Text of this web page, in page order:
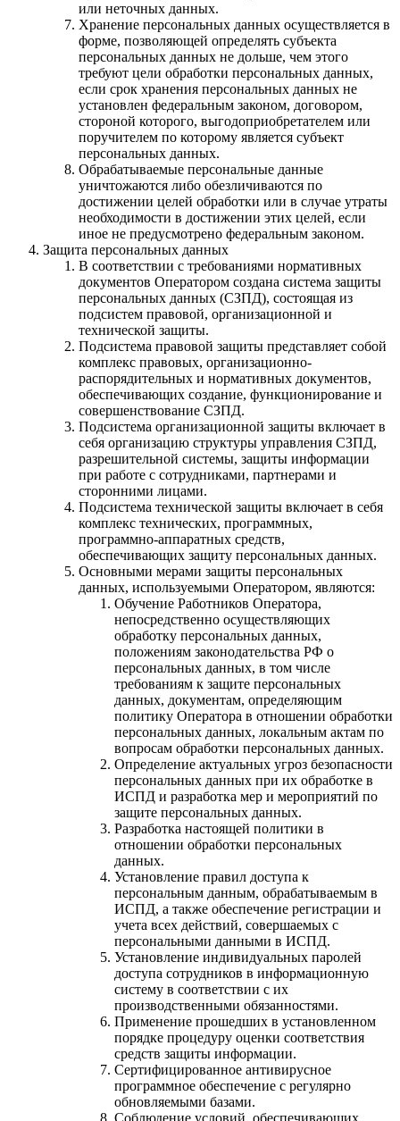
или неточных данных.
Хранение персональных данных осуществляется в
форме, позволяющей определять субъекта
персональных данных не дольше, чем этого
требуют цели обработки персональных данных,
если срок хранения персональных данных не
установлен федеральным законом, договором,
стороной которого, выгодоприобретателем или
поручителем по которому является субъект
персональных данных.
Обрабатываемые персональные данные
уничтожаются либо обезличиваются по
достижении целей обработки или в случае утраты
необходимости в достижении этих целей, если
иное не предусмотрено федеральным законом.
Защита персональных данных
В соответствии с требованиями нормативных
документов Оператором создана система защиты
персональных данных (СЗПД), состоящая из
подсистем правовой, организационной и
технической защиты.
Подсистема правовой защиты представляет собой
комплекс правовых, организационно-
распорядительных и нормативных документов,
обеспечивающих создание, функционирование и
совершенствование СЗПД.
Подсистема организационной защиты включает в
себя организацию структуры управления СЗПД,
разрешительной системы, защиты информации
при работе с сотрудниками, партнерами и
сторонними лицами.
Подсистема технической защиты включает в себя
комплекс технических, программных,
программно-аппаратных средств,
обеспечивающих защиту персональных данных.
Основными мерами защиты персональных
данных, используемыми Оператором, являются:
Обучение Работников Оператора,
непосредственно осуществляющих
обработку персональных данных,
положениям законодательства РФ о
персональных данных, в том числе
требованиям к защите персональных
данных, документам, определяющим
политику Оператора в отношении обработки
персональных данных, локальным актам по
вопросам обработки персональных данных.
Определение актуальных угроз безопасности
персональных данных при их обработке в
ИСПД и разработка мер и мероприятий по
защите персональных данных.
Разработка настоящей политики в
отношении обработки персональных
данных.
Установление правил доступа к
персональным данным, обрабатываемым в
ИСПД, а также обеспечение регистрации и
учета всех действий, совершаемых с
персональными данными в ИСПД.
Установление индивидуальных паролей
доступа сотрудников в информационную
систему в соответствии с их
производственными обязанностями.
Применение прошедших в установленном
порядке процедуру оценки соответствия
средств защиты информации.
Сертифицированное антивирусное
программное обеспечение с регулярно
обновляемыми базами.
Соблюдение условий, обеспечивающих